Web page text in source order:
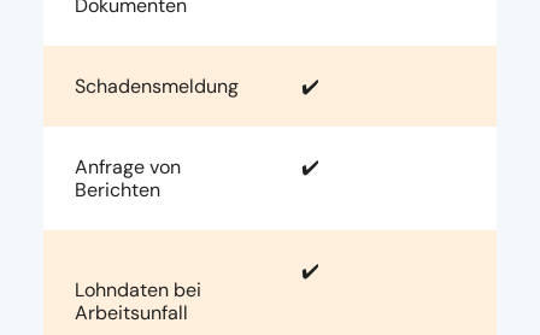
Dokumenten
Schadensmeldung ✔️
Anfrage von
Berichten
✔️
Lohndaten bei
Arbeitsunfall
✔️